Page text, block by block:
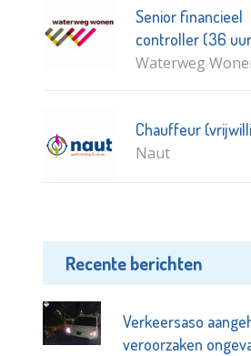
Senior financieel
controller (36
Waterweg
Chauffeur
Naut
Recente berichten
Verkeersaso
veroorzaken